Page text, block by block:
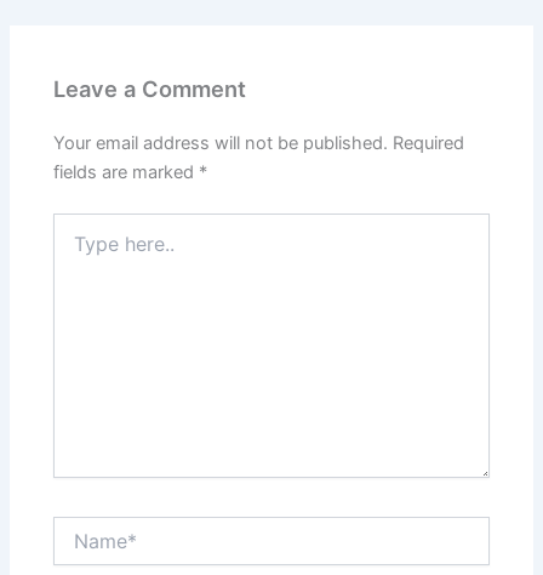
Leave a Comment
Your email address will not be published. Required
fields are marked *
here..